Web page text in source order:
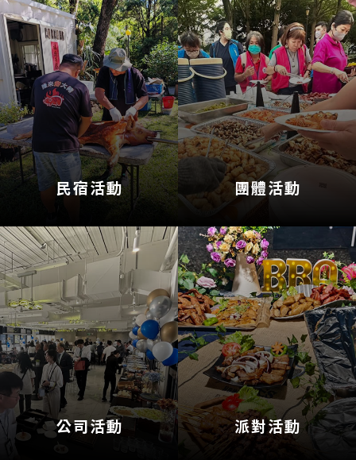
民宿活動 團體活動
公司活動 派對活動